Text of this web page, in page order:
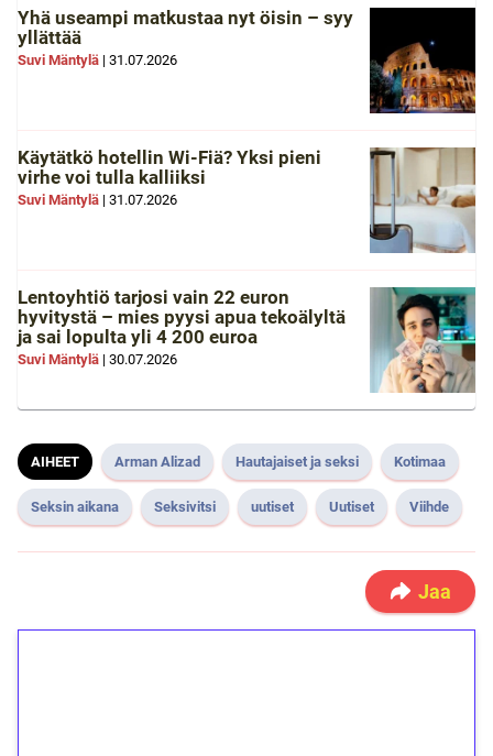
Yhä useampi matkustaa nyt öisin – syy
yllättää
Suvi Mäntylä | 31.07.2026
Käytätkö hotellin Wi-Fiä? Yksi pieni
virhe voi tulla kalliiksi
Suvi Mäntylä | 31.07.2026
Lentoyhtiö tarjosi vain 22 euron
hyvitystä – mies pyysi apua tekoälyltä
ja sai lopulta yli 4 200 euroa
Suvi Mäntylä | 30.07.2026
AIHEET Arman Alizad Hautajaiset ja seksi Kotimaa
Seksin aikana Seksivitsi uutiset Uutiset Viihde
Jaa